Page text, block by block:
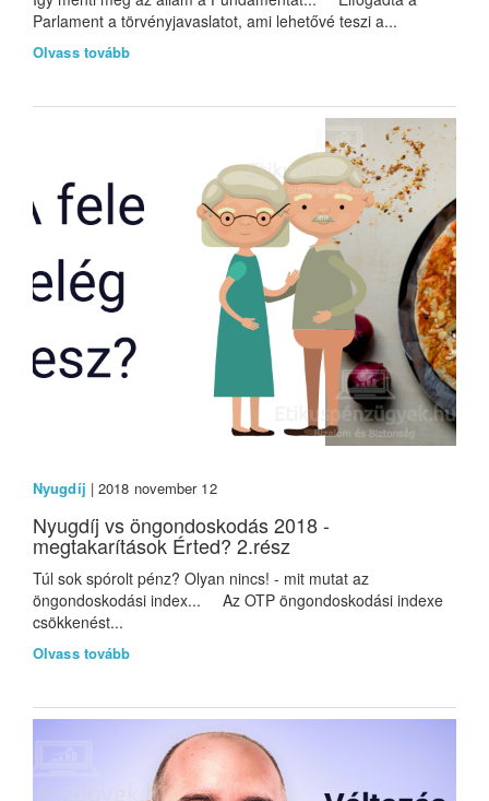
Parlament a törvényjavaslatot, ami lehetővé teszi a...
Olvass tovább
Nyugdíj | 2018 november 12
Nyugdíj vs öngondoskodás 2018 -
megtakarítások Érted? 2.rész
Túl sok spórolt pénz? Olyan nincs! - mit mutat az
öngondoskodási index... Az OTP öngondoskodási indexe
csökkenést...
Olvass tovább